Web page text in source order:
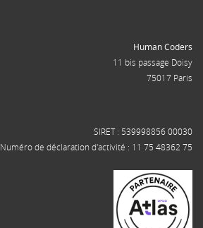
Human Coders
11 bis passage Doisy
75017 Paris
SIRET : 539998856 00030
Numéro de déclaration d'activité : 11 75 48362 75